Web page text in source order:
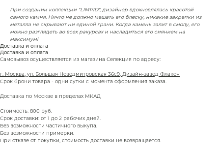
При создании коллекции "LIMPID", дизайнер вдохновлялась красотой
самого камня. Ничто не должно мешать его блеску, никакие закрепки из
металла не скрывают ни единой грани. Когда камень залит в смолу, его
можно разглядеть во всех ракурсах и насладиться его сиянием на
максимум!
Доставка и оплата
Доставка и оплата
Самовывоз осуществляется из магазина Селекция по адресу:
г. Москва, ул. Большая Новодмитровская 36с9, Дизайн-завод Флакон
Срок брони товара - одни сутки с момента оформления заказа.
Доставка по Москве в пределах МКАД
Стоимость: 800 руб.
Срок доставки: от 1 до 2 рабочих дней.
Без возможности частичного выкупа.
Без возможности примерки.
При отказе от покупки, стоимость доставки не возвращается.